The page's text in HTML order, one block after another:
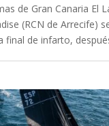
de Gran Canaria El
(RCN de Arrecife)
final de infarto,